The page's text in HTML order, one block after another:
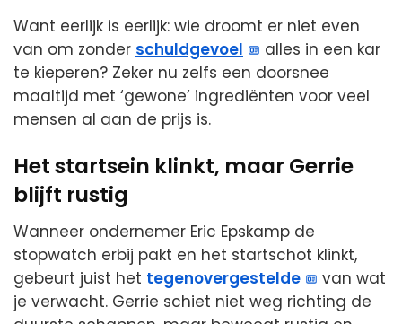
Want eerlijk is eerlijk: wie droomt er niet even
van om zonder schuldgevoel
alles in een kar
te kieperen? Zeker nu zelfs een doorsnee
maaltijd met ‘gewone’ ingrediënten voor veel
mensen al aan de prijs is.
Het startsein klinkt, maar Gerrie
blijft rustig
Wanneer ondernemer Eric Epskamp de
stopwatch erbij pakt en het startschot klinkt,
gebeurt juist het tegenovergestelde
van wat
je verwacht. Gerrie schiet niet weg richting de